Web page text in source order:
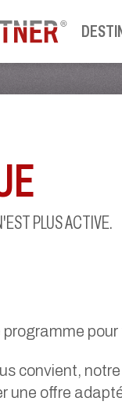
PLUS ACTIVE.
convient,
une offre